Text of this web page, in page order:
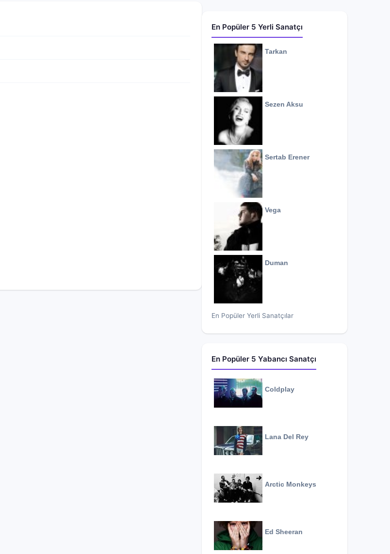
En Popüler 5 Yerli Sanatçı
Tarkan
Sezen Aksu
Sertab Erener
Vega
Duman
En Popüler Yerli Sanatçılar
En Popüler 5 Yabancı Sanatçı
Coldplay
Lana Del Rey
Arctic Monkeys
Ed Sheeran